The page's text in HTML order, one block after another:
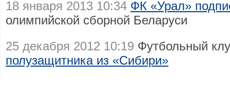
18 января 2013 10:34 ФК «Урал»
олимпийской сборной Беларуси
25 декабря 2012 10:19 Футбольный
полузащитника из «Сибири»